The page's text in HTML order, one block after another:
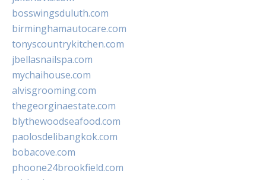
bosswingsduluth.com
birminghamautocare.com
tonyscountrykitchen.com
jbellasnailspa.com
mychaihouse.com
alvisgrooming.com
thegeorginaestate.com
blythewoodseafood.com
paolosdelibangkok.com
bobacove.com
phoone24brookfield.com